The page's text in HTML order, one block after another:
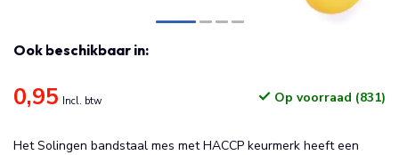
Ook beschikbaar in:
0,95 Incl. btw Op voorraad (831)
Het Solingen bandstaal mes met HACCP keurmerk heeft een